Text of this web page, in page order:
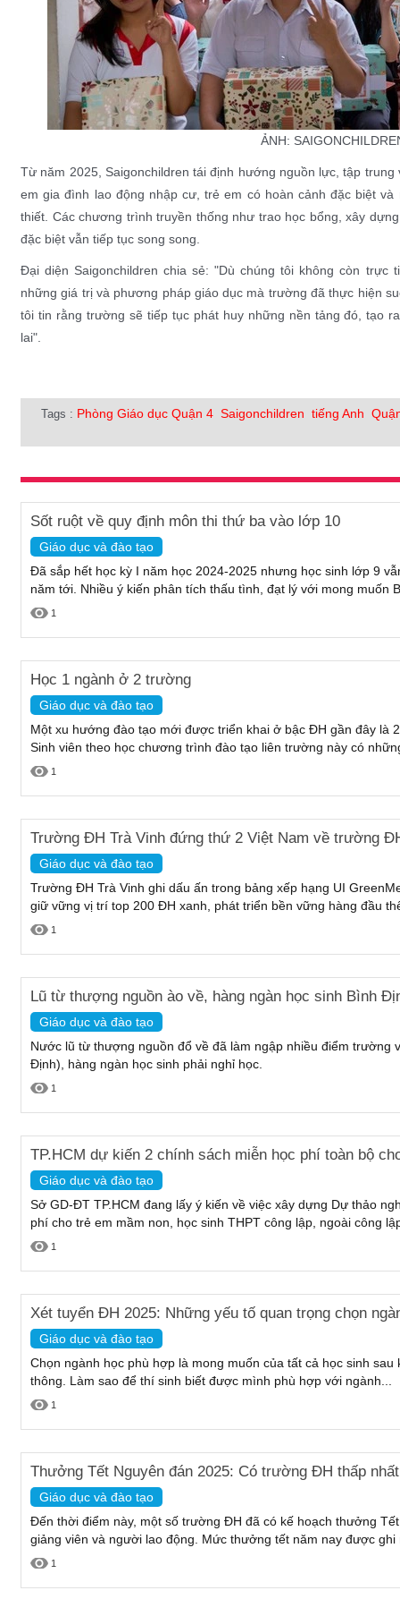
ẢNH:
Từ năm 2025, Saigonchildren tái định hướng nguồn lực, tập
em gia đình lao động nhập cư, trẻ em có hoàn cảnh đặc biệt
thiết. Các chương trình truyền thống như trao học bổng, xây
đặc biệt vẫn tiếp tục song song.
Đại diện Saigonchildren chia sẻ: "Dù chúng tôi không còn trực
những giá trị và phương pháp giáo dục mà trường đã thực hiện
tôi tin rằng trường sẽ tiếp tục phát huy những nền tảng đó, tạo
lai".
Tags : Phòng Giáo dục Quận 4 Saigonchildren tiếng Anh
Sốt ruột về quy định môn thi thứ ba vào lớp 10
Giáo dục và đào tạo
Đã sắp hết học kỳ I năm học 2024-2025 nhưng học sinh lớp 9
năm tới. Nhiều ý kiến phân tích thấu tình, đạt lý với mong muốn
1
Học 1 ngành ở 2 trường
Giáo dục và đào tạo
Một xu hướng đào tạo mới được triển khai ở bậc ĐH gần đây là
Sinh viên theo học chương trình đào tạo liên trường này có
1
Trường ĐH Trà Vinh đứng thứ 2 Việt Nam về trường
Giáo dục và đào tạo
Trường ĐH Trà Vinh ghi dấu ấn trong bảng xếp hạng UI
giữ vững vị trí top 200 ĐH xanh, phát triển bền vững hàng đầu
1
Lũ từ thượng nguồn ào về, hàng ngàn học sinh Bình
Giáo dục và đào tạo
Nước lũ từ thượng nguồn đổ về đã làm ngập nhiều điểm trường
Định), hàng ngàn học sinh phải nghỉ học.
1
TP.HCM dự kiến 2 chính sách miễn học phí toàn bộ
Giáo dục và đào tạo
Sở GD-ĐT TP.HCM đang lấy ý kiến về việc xây dựng Dự thảo
phí cho trẻ em mầm non, học sinh THPT công lập, ngoài công
1
Xét tuyển ĐH 2025: Những yếu tố quan trọng chọn
Giáo dục và đào tạo
Chọn ngành học phù hợp là mong muốn của tất cả học sinh
thông. Làm sao để thí sinh biết được mình phù hợp với ngành...
1
Thưởng Tết Nguyên đán 2025: Có trường ĐH thấp
Giáo dục và đào tạo
Đến thời điểm này, một số trường ĐH đã có kế hoạch thưởng
giảng viên và người lao động. Mức thưởng tết năm nay được
1